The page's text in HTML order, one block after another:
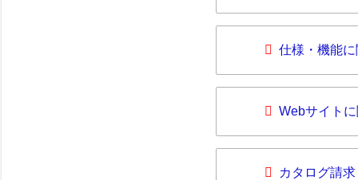
仕様・機能
Webサイト
カタログ請求